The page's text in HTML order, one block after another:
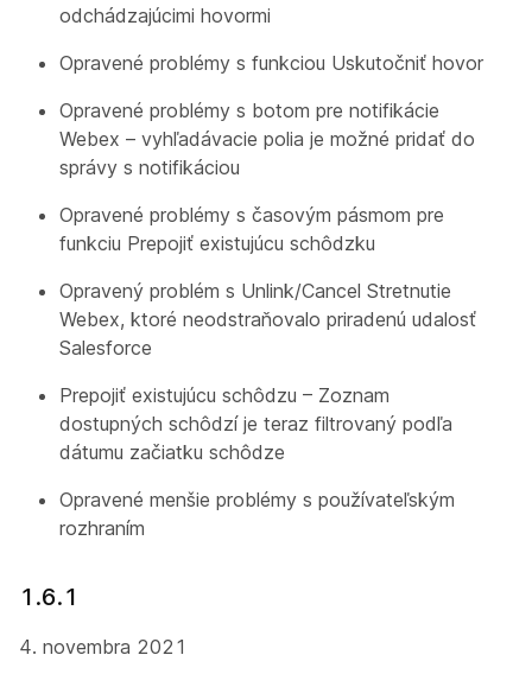
odchádzajúcimi hovormi
Opravené problémy s funkciou Uskutočniť hovor
Opravené problémy s botom pre notifikácie
Webex – vyhľadávacie polia je možné pridať do
správy s notifikáciou
Opravené problémy s časovým pásmom pre
funkciu Prepojiť existujúcu schôdzku
Opravený problém s Unlink/Cancel Stretnutie
Webex, ktoré neodstraňovalo priradenú udalosť
Salesforce
Prepojiť existujúcu schôdzu – Zoznam
dostupných schôdzí je teraz filtrovaný podľa
dátumu začiatku schôdze
Opravené menšie problémy s používateľským
rozhraním
1.6.1
4. novembra 2021